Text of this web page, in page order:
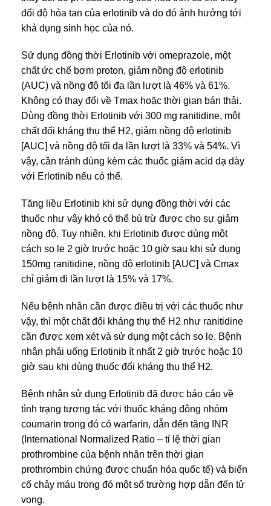
đổi độ hòa tan của erlotinib và do đó ảnh hưởng tới
khả dụng sinh học của nó.
Sử dụng đồng thời Erlotinib với omeprazole, một
chất ức chế bơm proton, giảm nồng độ erlotinib
(AUC) và nồng độ tối đa lần lượt là 46% và 61%.
Không có thay đổi về Tmax hoặc thời gian bán thải.
Dùng đồng thời Erlotinib với 300 mg ranitidine, một
chất đối kháng thụ thể H2, giảm nồng độ erlotinib
[AUC] và nồng độ tối đa lần lượt là 33% và 54%. Vì
vậy, cần tránh dùng kèm các thuốc giảm acid dạ dày
với Erlotinib nếu có thể.
Tăng liều Erlotinib khi sử dụng đồng thời với các
thuốc như vậy khó có thể bù trừ được cho sự giảm
nồng độ. Tuy nhiên, khi Erlotinib được dùng một
cách so le 2 giờ trước hoặc 10 giờ sau khi sử dụng
150mg ranitidine, nồng độ erlotinib [AUC] và Cmax
chỉ giảm đi lần lượt là 15% và 17%.
Nếu bệnh nhân cần được điều trị với các thuốc như
vậy, thì một chất đối kháng thụ thể H2 như ranitidine
cần được xem xét và sử dụng một cách so le. Bệnh
nhân phải uống Erlotinib ít nhất 2 giờ trước hoặc 10
giờ sau khi dùng thuốc đối kháng thụ thể H2.
Bệnh nhân sử dụng Erlotinib đã được báo cáo về
tình trạng tương tác với thuốc kháng đông nhóm
coumarin trong đó có warfarin, dẫn đến tăng INR
(International Normalized Ratio – tỉ lệ thời gian
prothrombine của bệnh nhân trên thời gian
prothrombin chứng được chuẩn hóa quốc tế) và biến
cố chảy máu trong đó một số trường hợp dẫn đến tử
vong.